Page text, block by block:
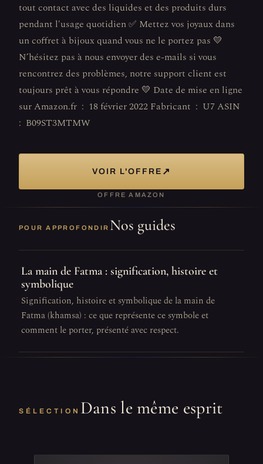
tout contact avec des liquides et des produits durs
pendant l'usage quotidien ✅ Mettez vos joyaux dans
un coffret à bijoux quand vous ne le portez pas 💛
N’hésitez pas à nous envoyer des e-mails si vous
rencontrez des problèmes, notre support client est
toujours prêt à vous répondre 💛 Date de mise en ligne
sur Amazon.fr ‏ : ‎ 18 février 2022 Fabricant ‏ : ‎ U7 ASIN ‏
: ‎ B09ST3MTMW
VOIR L'OFFRE ↗
OFFRE AMAZON
POUR APPROFONDIR Nos guides
La main de Fatma : signification, histoire et
symbolique
Signification, histoire et symbolique de la main de
Fatma (khamsa) : ce que représente ce symbole et
comment le porter, présenté avec respect.
SÉLECTION Dans le même esprit